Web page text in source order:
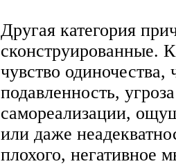
Другая категория
сконструированные.
чувство одиночества,
подавленность,
самореализации,
или даже
плохого, негативное